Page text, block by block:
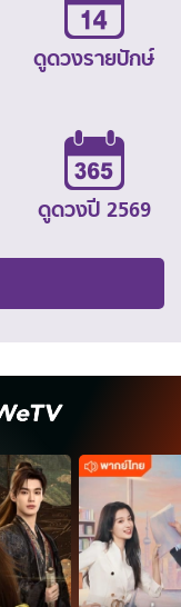
ดูดวงรายปักษ์
ดูดวงปี 2569